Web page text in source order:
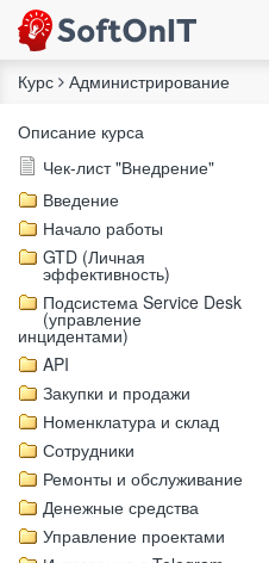
Курс Администрирование
Описание курса
Чек-лист "Внедрение"
Введение
Начало работы
GTD (Личная
эффективность)
Подсистема Service Desk
(управление
инцидентами)
API
Закупки и продажи
Номенклатура и склад
Сотрудники
Ремонты и обслуживание
Денежные средства
Управление проектами